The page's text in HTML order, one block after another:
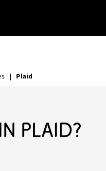
| Plaid
Plaid?